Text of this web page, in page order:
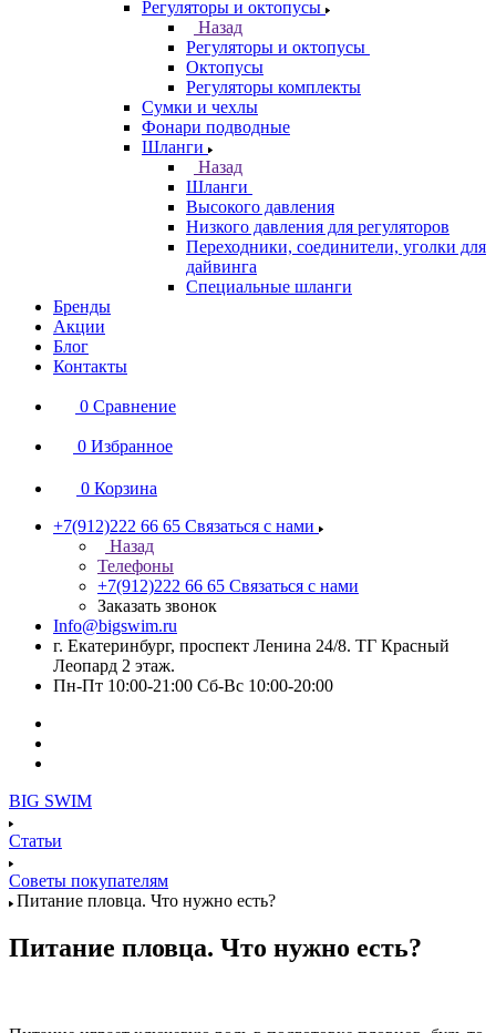
Регуляторы и октопусы
Назад
Регуляторы и октопусы
Октопусы
Регуляторы комплекты
Сумки и чехлы
Фонари подводные
Шланги
Назад
Шланги
Высокого давления
Низкого давления для регуляторов
Переходники, соединители, уголки для
дайвинга
Специальные шланги
Бренды
Акции
Блог
Контакты
0 Сравнение
0 Избранное
0 Корзина
+7(912)222 66 65 Связаться с нами
Назад
Телефоны
+7(912)222 66 65 Связаться с нами
Заказать звонок
Info@bigswim.ru
г. Екатеринбург, проспект Ленина 24/8. ТГ Красный
Леопард 2 этаж.
Пн-Пт 10:00-21:00 Сб-Вс 10:00-20:00
BIG SWIM
Статьи
Советы покупателям
Питание пловца. Что нужно есть?
Питание пловца. Что нужно есть?